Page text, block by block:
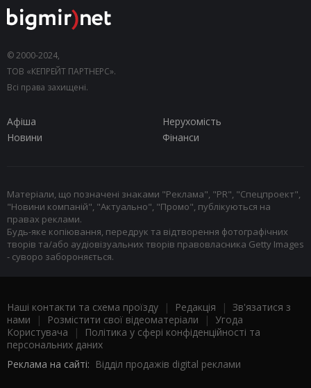
© 2000-2024,
ТОВ «КЕПРЕЙТ ПАРТНЕРС».
Всі права захищені.
Афіша
Нерухомість
Новини
Фінанси
Матеріали, що позначені знаками "Реклама", "PR", "Спецпроект",
"Новини компаній", "Актуально", "Промо", публікуються на
правах реклами.
Будь-яке копіювання, передрук та відтворення фотографічних
творів та/або аудіовізуальних творів правовласника Getty Images
- суворо забороняється.
Наші контакти та схема проїзду | Редакція | Зв'язатися з
нами | Розмістити свої відеоматеріали | Угода
Користувача |
Політика у сфері конфіденційності та
персональних даних
Реклама на сайті: Відділ продажів digital реклами